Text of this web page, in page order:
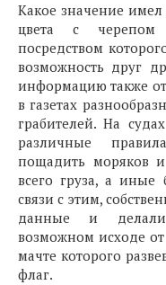
Какое значение
цвета с
посредством
возможность друг
информацию также
в газетах
грабителей. На
различные
пощадить моряков и
всего груза, а
связи с этим,
данные и
возможном исходе
мачте которого
флаг.